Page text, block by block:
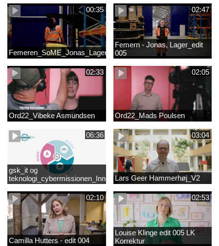
00:35
Femeren_SoME_Jonas_Lager
02:47
Femern - Jonas, Lager_edit
005
02:33
Ord22_Vibeke Asmundsen
02:05
Ord22_Mads Poulsen
06:36
gsk_it og
teknologi_cybermissionen_Innovationscirklen
03:04
Lars Geer Hammerhøj_V2
02:10
Camilla Hutters - edit 004
02:53
Louise Klinge edit 005 LK
Korrektur